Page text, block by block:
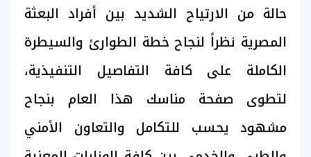
حالة من الارتياح الشديد بين أفراد البعثة
المصرية نظراً لنجاح خطة الطوارئ والسيطرة
الكاملة على كافة التفاصيل التنفيذية،
لتطوى صفحة مناسك هذا العام بنجاح
مشهود يحسب للتكامل والتعاون الأمني